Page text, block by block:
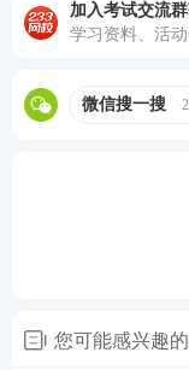
合同法+物权
加入考试交流
学习资料、活
微信搜一搜
您可能感兴趣